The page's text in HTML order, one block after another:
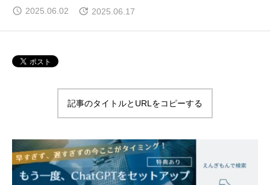
2025.06.02 2025.06.17
記事のタイトルとURLをコピーする